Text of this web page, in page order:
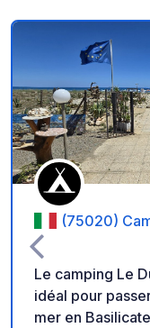
(75020)
Le camping Le
idéal pour
mer en Basilicate. Vous y trouverez